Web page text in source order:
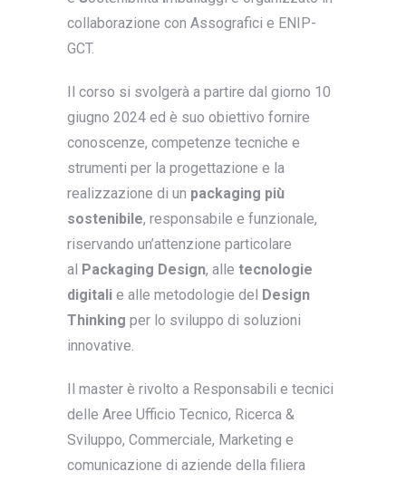
collaborazione con Assografici e ENIP-
GCT.
Il corso si svolgerà a partire dal giorno 10
giugno 2024 ed è suo obiettivo fornire
conoscenze, competenze tecniche e
strumenti per la progettazione e la
realizzazione di un packaging più
sostenibile, responsabile e funzionale,
riservando un’attenzione particolare
al Packaging Design, alle tecnologie
digitali e alle metodologie del Design
Thinking per lo sviluppo di soluzioni
innovative.
Il master è rivolto a Responsabili e tecnici
delle Aree Ufficio Tecnico, Ricerca &
Sviluppo, Commerciale, Marketing e
comunicazione di aziende della filiera